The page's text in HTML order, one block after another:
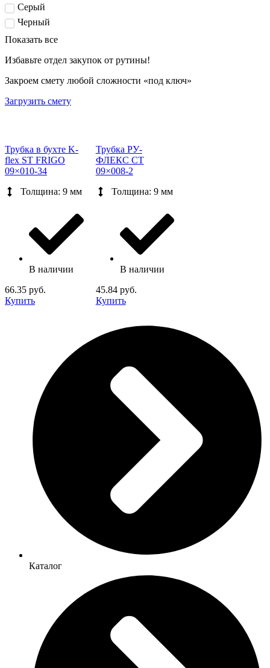
Серый
Черный
Показать все
Избавьте отдел закупок от рутины!
Закроем смету любой сложности «под ключ»
Загрузить смету
Трубка в бухте K-
flex ST FRIGO
09×010-34
Толщина: 9 мм
В наличии
66.35 руб.
Купить
Трубка РУ-
ФЛЕКС СТ
09×008-2
Толщина: 9 мм
В наличии
45.84 руб.
Купить
Каталог